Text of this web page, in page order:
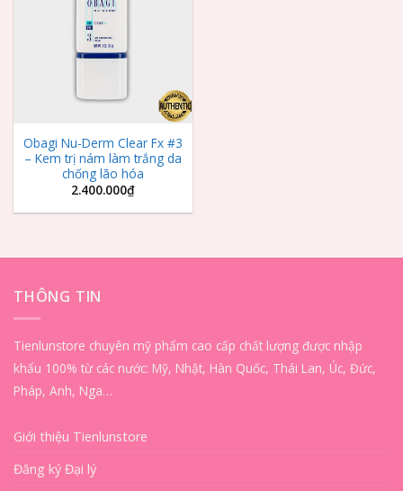
Obagi Nu-Derm Clear Fx #3
– Kem trị nám làm trắng da
chống lão hóa
2.400.000₫
THÔNG TIN
Tienlunstore chuyên mỹ phẩm cao cấp chất lượng được nhập
khẩu 100% từ các nước: Mỹ, Nhật, Hàn Quốc, Thái Lan, Úc, Đức,
Pháp, Anh, Nga…
Giới thiệu Tienlunstore
Đăng ký Đại lý